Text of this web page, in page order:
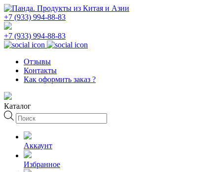
+7 (933) 994-88-83
+7 (933) 994-88-83
Отзывы
Контакты
Как оформить заказ ?
Каталог
Поиск
товаров
Аккаунт
Избранное